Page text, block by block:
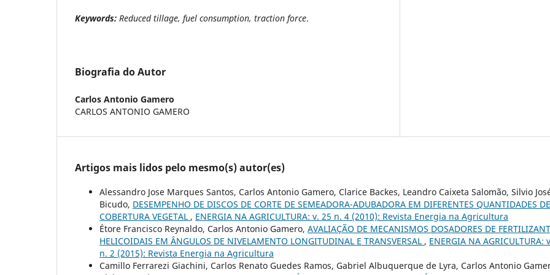
Keywords: Reduced tillage, fuel consumption, traction force.
Biografia do Autor
Carlos Antonio Gamero
CARLOS ANTONIO GAMERO
Artigos mais lidos pelo mesmo(s) autor(es)
Alessandro Jose Marques Santos, Carlos Antonio Gamero, Clarice Backes, Leandro Caixeta Salomão, Silvio
Bicudo, DESEMPENHO DE DISCOS DE CORTE DE SEMEADORA-ADUBADORA EM DIFERENTES QUANTIDADES DE
COBERTURA VEGETAL , ENERGIA NA AGRICULTURA: v. 25 n. 4 (2010): Revista Energia na Agricultura
Étore Francisco Reynaldo, Carlos Antonio Gamero, AVALIAÇÃO DE MECANISMOS DOSADORES DE
HELICOIDAIS EM ÂNGULOS DE NIVELAMENTO LONGITUDINAL E TRANSVERSAL , ENERGIA NA AGRICULTURA:
n. 2 (2015): Revista Energia na Agricultura
Camillo Ferrarezi Giachini, Carlos Renato Guedes Ramos, Gabriel Albuquerque de Lyra, Carlos Antonio